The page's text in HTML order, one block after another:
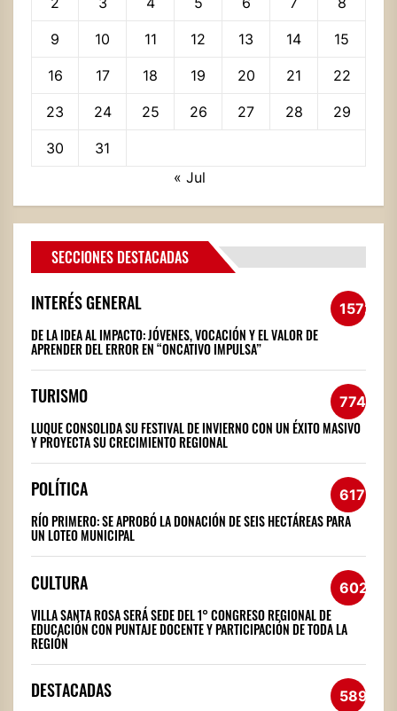
9 10 11 12 13 14 15
16 17 18 19 20 21 22
23 24 25 26 27 28 29
30
31
« Jul
SECCIONES DESTACADAS
INTERÉS GENERAL 1572
DE LA IDEA AL IMPACTO: JÓVENES, VOCACIÓN Y EL VALOR DE
APRENDER DEL ERROR EN “ONCATIVO IMPULSA”
TURISMO 774
LUQUE CONSOLIDA SU FESTIVAL DE INVIERNO CON UN ÉXITO MASIVO
Y PROYECTA SU CRECIMIENTO REGIONAL
POLÍTICA 617
RÍO PRIMERO: SE APROBÓ LA DONACIÓN DE SEIS HECTÁREAS PARA
UN LOTEO MUNICIPAL
CULTURA 602
VILLA SANTA ROSA SERÁ SEDE DEL 1° CONGRESO REGIONAL DE
EDUCACIÓN CON PUNTAJE DOCENTE Y PARTICIPACIÓN DE TODA LA
REGIÓN
DESTACADAS 589